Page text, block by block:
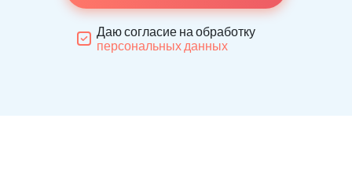
Даю согласие на обработку
персональных данных